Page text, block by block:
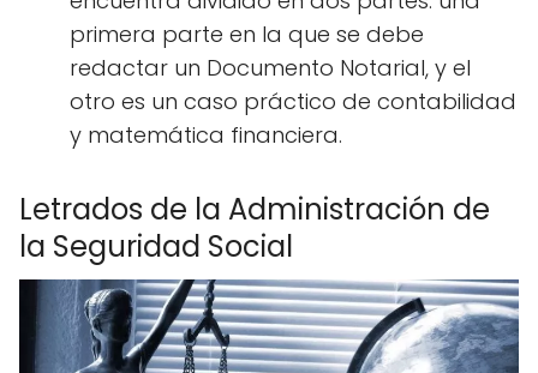
primera parte en la que se debe
redactar un Documento Notarial, y el
otro es un caso práctico de contabilidad
y matemática financiera.
Letrados de la Administración de
la Seguridad Social